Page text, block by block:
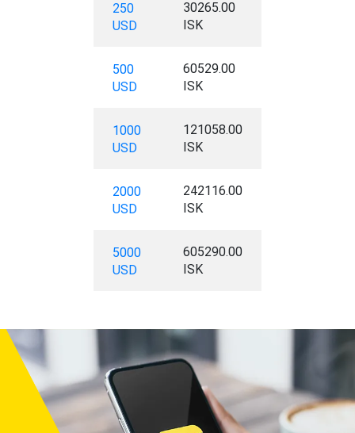
250
USD
30265.00
ISK
500
USD
60529.00
ISK
1000
USD
121058.00
ISK
2000
USD
242116.00
ISK
5000
USD
605290.00
ISK